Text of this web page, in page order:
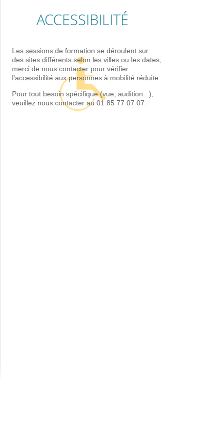
ACCESSIBILITÉ
Les sessions de formation se déroulent sur
des sites différents selon les villes ou les dates,
merci de nous contacter pour vérifier
l'accessibilité aux personnes à mobilité réduite.
Pour tout besoin spécifique (vue, audition...),
veuillez nous contacter au 01 85 77 07 07.